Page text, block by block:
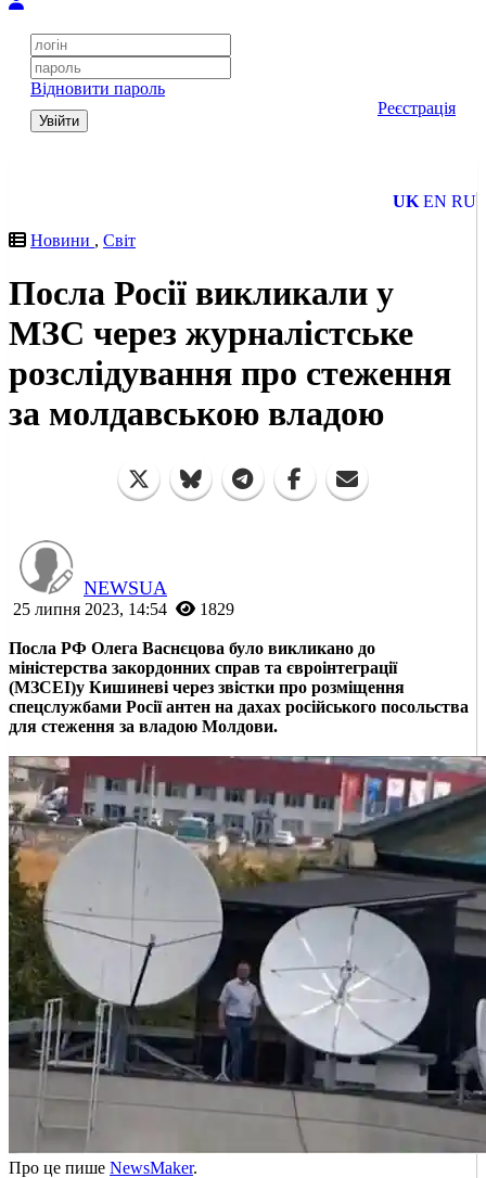
Відновити пароль
Увійти
Реєстрація
UK EN RU
Новини , Світ
Посла Росії викликали у
МЗС через журналістське
розслідування про стеження
за молдавською владою
NEWSUA
25 липня 2023, 14:54 1829
Посла РФ Олега Васнєцова було викликано до
міністерства закордонних справ та євроінтеграції
(МЗСЕІ)у Кишиневі через звістки про розміщення
спецслужбами Росії антен на дахах російського посольства
для стеження за владою Молдови.
Про це пише NewsMaker.